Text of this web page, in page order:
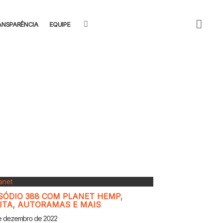
EQUIPE
388 COM PLANET HEMP,
AUTORAMAS E MAIS
dezembro de 2022